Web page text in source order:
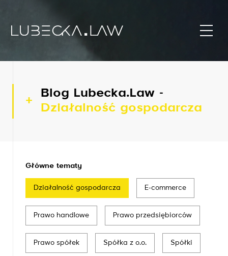
Blog Lubecka.Law -
Działalność gospodarcza
Główne tematy
Działalność gospodarcza E-commerce
Prawo handlowe Prawo przedsiębiorców
Prawo spółek Spółka z o.o. Spółki